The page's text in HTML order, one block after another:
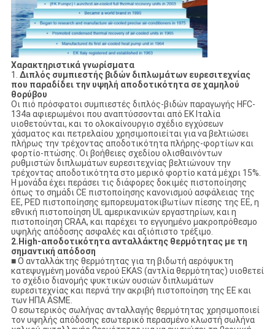
Χαρακτηριστικά γνωρίσματα
1. Διπλός συμπιεστής βιδών διπλωμάτων ευρεσιτεχνίας
που παραδίδει την υψηλή αποδοτικότητα σε χαμηλού
θορύβου
Οι πιό πρόσφατοι συμπιεστές διπλός-βιδών παραγωγής HFC-
134a αφιερωμένοι που αναπτύσσονται από EK Ιταλία
υιοθετούνται, και το ολοκαίνουργιο σχέδιο εγχύσεων
χάσματος και πετρελαίου χρησιμοποιείται για να βελτιώσει
πλήρως την τρέχοντας αποδοτικότητα πλήρης-φορτίων και
φορτίο-πτώσης. Οι βοήθειες σχεδίου ολισθαινόντων
ρυθμιστών διπλωμάτων ευρεσιτεχνίας βελτιώνουν την
τρέχοντας αποδοτικότητα στο μερικό φορτίο κατά μέχρι 15%.
Η μονάδα έχει περάσει τις διάφορες δοκιμές πιστοποίησης
όπως το σημάδι CE πιστοποίησης κανονισμού ασφάλειας της
ΕΕ, PED πιστοποίησης εμπορευματοκιβωτίων πίεσης της ΕΕ, η
εθνική πιστοποίηση UL αμερικανικών εργαστηρίων, και η
πιστοποίηση CRAA, και παρέχει το εγγυημένο μακροπρόθεσμο
υψηλής απόδοσης ασφαλές και αξιόπιστο τρέξιμο.
2.High-αποδοτικότητα ανταλλάκτης θερμότητας με τη
σημαντική απόδοση
■ Ο ανταλλάκτης θερμότητας για τη βιδωτή αερόψυκτη
κατεψυγμένη μονάδα νερού EKAS (αντλία θερμότητας) υιοθετεί
το σχέδιο διανομής ψυκτικών ουσιών διπλωμάτων
ευρεσιτεχνίας και περνά την ακριβή πιστοποίηση της ΕΕ και
των ΗΠΑ ASME.
Ο εσωτερικός σωλήνας ανταλλαγής θερμότητας χρησιμοποιεί
τον υψηλής απόδοσης εσωτερικό περασμένο κλωστή σωλήνα